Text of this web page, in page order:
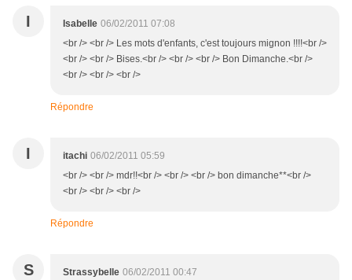
I Isabelle 06/02/2011 07:08
<br /> <br /> Les mots d'enfants, c'est toujours mignon !!!!<br />
<br /> <br /> Bises.<br /> <br /> <br /> Bon Dimanche.<br />
<br /> <br /> <br />
Répondre
I itachi 06/02/2011 05:59
<br /> <br /> mdr!!<br /> <br /> <br /> bon dimanche**<br />
<br /> <br /> <br />
Répondre
S Strassybelle 06/02/2011 00:47